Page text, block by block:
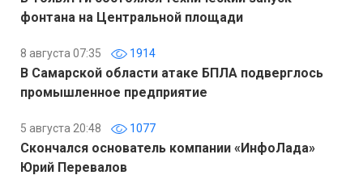
фонтана на Центральной площади
8 августа 07:35 1914
В Самарской области атаке БПЛА подверглось
промышленное предприятие
5 августа 20:48 1077
Скончался основатель компании «ИнфоЛада»
Юрий Перевалов